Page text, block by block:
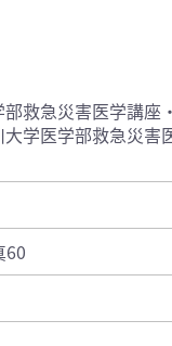
救急災害医学講座
学医学部救急災害